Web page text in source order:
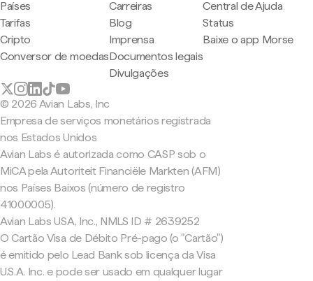
Países
Tarifas
Cripto
Conversor de moedas
Carreiras
Blog
Imprensa
Documentos legais
Divulgações
Central de Ajuda
Status
Baixe o app Morse
© 2026 Avian Labs, Inc
Empresa de serviços monetários registrada
nos Estados Unidos
Avian Labs é autorizada como CASP sob o
MiCA pela Autoriteit Financiële Markten (AFM)
nos Países Baixos (número de registro
41000005).
Avian Labs USA, Inc., NMLS ID # 2639252
O Cartão Visa de Débito Pré-pago (o "Cartão")
é emitido pelo Lead Bank sob licença da Visa
U.S.A. Inc. e pode ser usado em qualquer lugar